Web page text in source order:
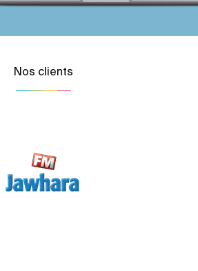
Nos clients